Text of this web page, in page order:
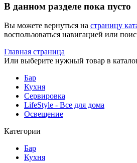
В данном разделе пока пусто
Вы можете вернуться на страницу
воспользоваться навигацией или
Главная страница
Или выберите нужный товар в
Бар
Кухня
Сервировка
LifeStyle - Все для дома
Освещение
Категории
Бар
Кухня